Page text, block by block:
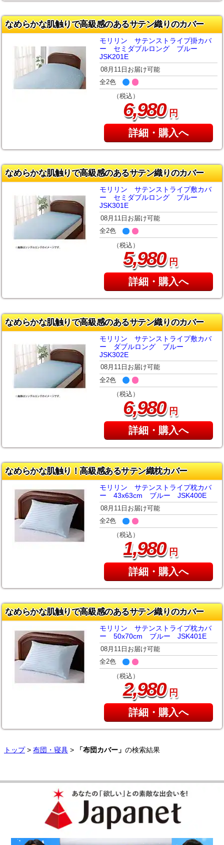
なめらかな肌触りで高級感のあるサテン織りのカバー
モリリン サテンストライプ掛カバ
ー セミダブルロング ブルー
JSK201E
08月11日お届け可能
全2色
（税込）
6,980円
詳細・購入へ
なめらかな肌触りで高級感のあるサテン織りのカバー
モリリン サテンストライプ敷カバ
ー セミダブルロング ブルー
JSK301E
08月11日お届け可能
全2色
（税込）
5,980円
詳細・購入へ
なめらかな肌触りで高級感のあるサテン織りのカバー
モリリン サテンストライプ敷カバ
ー ダブルロング ブルー
JSK302E
08月11日お届け可能
全2色
（税込）
6,980円
詳細・購入へ
なめらかな肌触り！高級感あるサテン織枕カバー
モリリン サテンストライプ枕カバ
ー 43x63cm ブルー JSK400E
08月11日お届け可能
全2色
（税込）
1,980円
詳細・購入へ
なめらかな肌触りで高級感のあるサテン織りのカバー
モリリン サテンストライプ枕カバ
ー 50x70cm ブルー JSK401E
08月11日お届け可能
全2色
（税込）
2,980円
詳細・購入へ
トップ> 布団・寝具 > 「布団カバー」 の検索結果